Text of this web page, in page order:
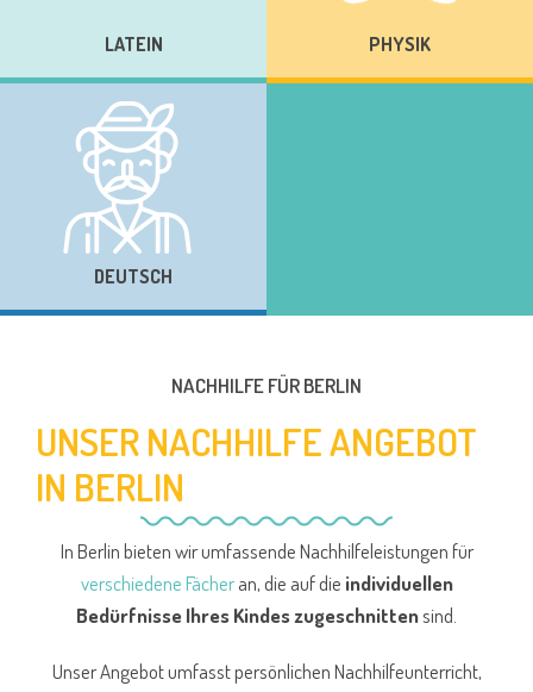
LATEIN PHYSIK
DEUTSCH
NACHHILFE FÜR BERLIN
UNSER NACHHILFE ANGEBOT
IN BERLIN
In Berlin bieten wir umfassende Nachhilfeleistungen für
verschiedene Fächeran, die auf die individuellen
Bedürfnisse Ihres Kindes zugeschnittensind.
Unser Angebot umfasst persönlichen Nachhilfeunterricht,